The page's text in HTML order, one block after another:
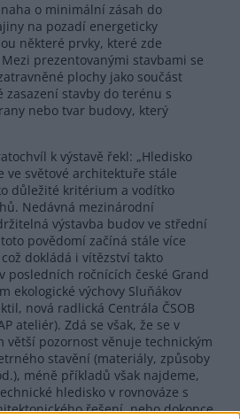
o minimální zásah do
na pozadí energeticky
některé prvky, které zde
prezentovanými stavbami se
plochy jako součást
zasazení stavby do terénu s
nebo tvar budovy, který
k výstavě řekl: „Hledisko
ve světové architektuře stále
důležité kritérium a vodítko
Nedávná mezinárodní
výstavba budov ve střední
povědomí začíná stále více
dokládá i vítězství takto
posledních ročnících české Grand
ekologické výchovy Sluňákov
nová radlická Centrála ČSOB
ateliér). Zdá se však, že se v
větší pozornost věnuje technickým
stavění (materiály, způsoby
méně příkladů však najdeme,
hledisko v rovnováze s
řešení, nebo dokonce